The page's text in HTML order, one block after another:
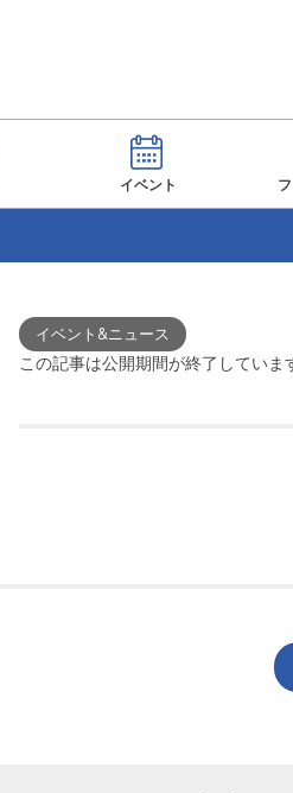
イベント
イベント&ニュース
この記事は公開期間が終了していま